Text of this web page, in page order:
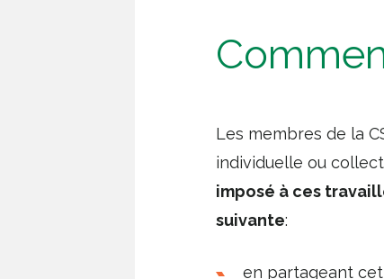
Les membres de la
individuelle ou
imposé à ces
suivante:
en partageant